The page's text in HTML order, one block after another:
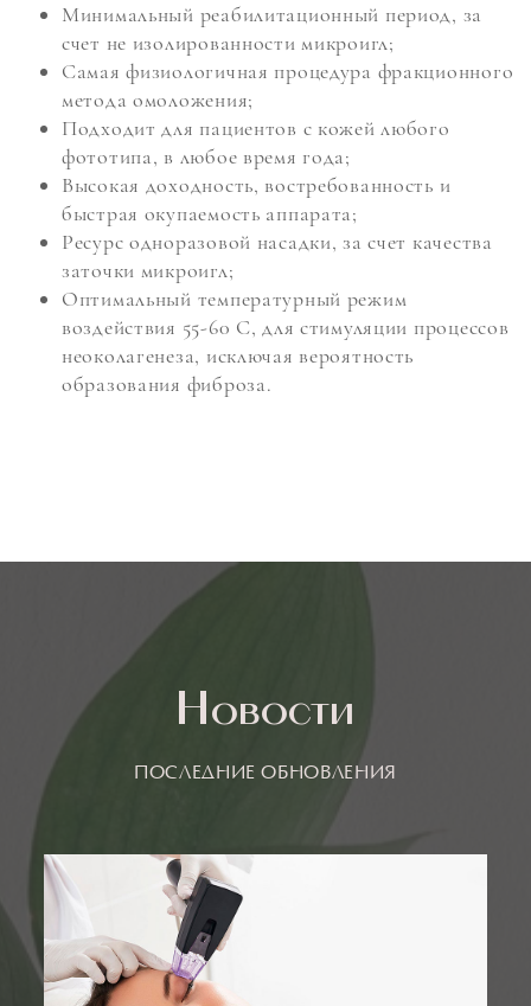
Минимальный реабилитационный период, за
счет не изолированности микроигл;
Самая физиологичная процедура фракционного
метода омоложения;
Подходит для пациентов с кожей любого
фототипа, в любое время года;
Высокая доходность, востребованность и
быстрая окупаемость аппарата;
Ресурс одноразовой насадки, за счет качества
заточки микроигл;
Оптимальный температурный режим
воздействия 55-60 С, для стимуляции процессов
неоколагенеза, исключая вероятность
образования фиброза.
Новости
ПОСЛЕДНИЕ ОБНОВЛЕНИЯ